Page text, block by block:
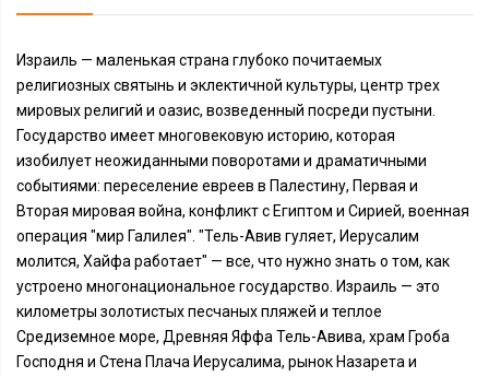
Израиль — маленькая страна глубоко почитаемых
религиозных святынь и эклектичной культуры, центр трех
мировых религий и оазис, возведенный посреди пустыни.
Государство имеет многовековую историю, которая
изобилует неожиданными поворотами и драматичными
событиями: переселение евреев в Палестину, Первая и
Вторая мировая война, конфликт с Египтом и Сирией, военная
операция "мир Галилея". "Тель-Авив гуляет, Иерусалим
молится, Хайфа работает" — все, что нужно знать о том, как
устроено многонациональное государство. Израиль — это
километры золотистых песчаных пляжей и теплое
Средиземное море, Древняя Яффа Тель-Авива, храм Гроба
Господня и Стена Плача Иерусалима, рынок Назарета и